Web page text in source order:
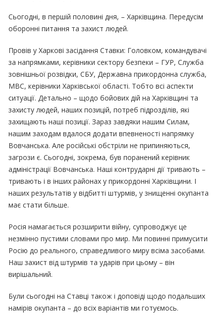
Сьогодні, в першій половині дня, – Харківщина. Передусім
оборонні питання та захист людей.
Провів у Харкові засідання Ставки: Головком, командувачі
за напрямками, керівники сектору безпеки – ГУР, Служба
зовнішньої розвідки, СБУ, Державна прикордонна служба,
МВС, керівники Харківської області. Тобто всі аспекти
ситуації. Детально – щодо бойових дій на Харківщині та
захисту людей, наших позицій, потреб підрозділів, які
захищають наші позиції. Зараз завдяки нашим Силам,
нашим заходам вдалося додати впевненості напрямку
Вовчанська. Але російські обстріли не припиняються,
загрози є. Сьогодні, зокрема, був поранений керівник
адміністрації Вовчанська. Наші контрударні дії тривають –
тривають і в інших районах у прикордонні Харківщини. І
наших результатів у відбитті штурмів, у знищенні окупанта
має стати більше.
Росія намагається розширити війну, супроводжує це
незмінно пустими словами про мир. Ми повинні примусити
Росію до реального, справедливого миру всіма засобами.
Наш захист від штурмів та ударів при цьому – він
вирішальний.
Були сьогодні на Ставці також і доповіді щодо подальших
намірів окупанта – до всіх варіантів ми готуємось.